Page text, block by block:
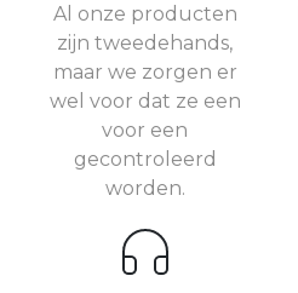
Al onze producten
zijn tweedehands,
maar we zorgen er
wel voor dat ze een
voor een
gecontroleerd
worden.